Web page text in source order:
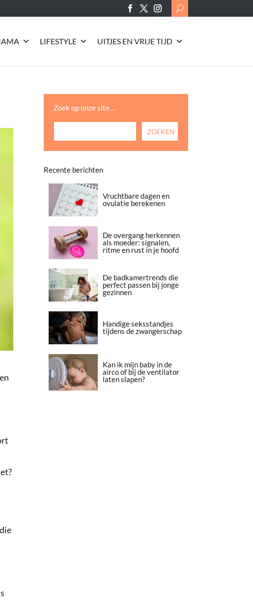
Search
for:
LIFESTYLE UITJES EN VRIJE TIJD
Zoek op onze site…
Recente berichten
Vruchtbare dagen en
ovulatie berekenen
De overgang herkennen
als moeder: signalen,
ritme en rust in je hoofd
De badkamertrends die
perfect passen bij jonge
gezinnen
Handige seksstandjes
tijdens de zwangerschap
Kan ik mijn baby in de
airco of bij de ventilator
laten slapen?